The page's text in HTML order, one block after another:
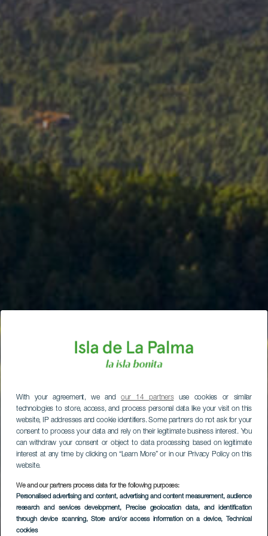
With your agreement, we andour 14 partnersuse cookies or similar
technologies to store, access, and process personal data like your visit on this
website, IP addresses and cookie identifiers. Some partners do not ask for your
consent to process your data and rely on their legitimate business interest. You
can withdraw your consent or object to data processing based on legitimate
interest at any time by clicking on “Learn More” or in our Privacy Policy on this
website.
We and our partners process data for the following purposes:
Personalised advertising and content, advertising and content measurement, audience
research and services development, Precise geolocation data, and identification
through device scanning, Store and/or access information on a device, Technical
cookies